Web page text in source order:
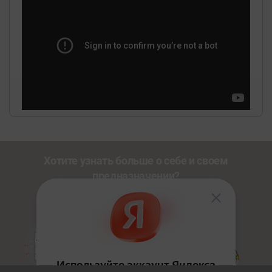
Познакомьтесь с другими нашими сервисами со
по промокоду